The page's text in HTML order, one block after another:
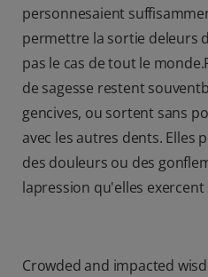
personnesaient
permettre la sortie deleurs
pas le cas de tout le
de sagesse restent
gencives, ou sortent sans
avec les autres dents. Elles
des douleurs ou des
lapression qu'elles
Crowded and impacted